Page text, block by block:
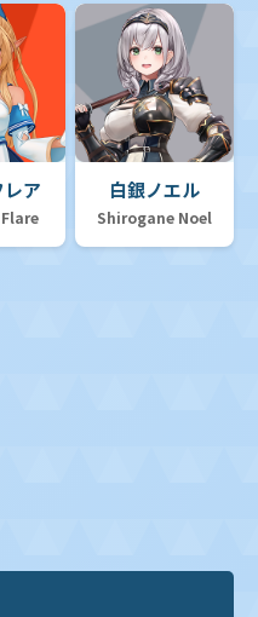
ア 白銀ノエル
Shirogane Noel